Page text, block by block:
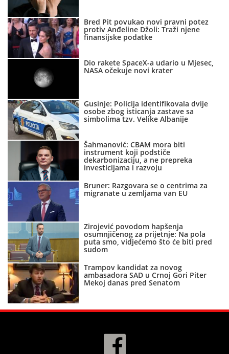
Bred Pit povukao novi pravni potez
protiv Anđeline Džoli: Traži njene
finansijske podatke
Dio rakete SpaceX-a udario u Mjesec,
NASA očekuje novi krater
Gusinje: Policija identifikovala dvije
osobe zbog isticanja zastave sa
simbolima tzv. Velike Albanije
Šahmanović: CBAM mora biti
instrument koji podstiče
dekarbonizaciju, a ne prepreka
investicijama i razvoju
Bruner: Razgovara se o centrima za
migranate u zemljama van EU
Zirojević povodom hapšenja
osumnjičenog za prijetnje: Na pola
puta smo, vidjećemo što će biti pred
sudom
Trampov kandidat za novog
ambasadora SAD u Crnoj Gori Piter
Mekoj danas pred Senatom